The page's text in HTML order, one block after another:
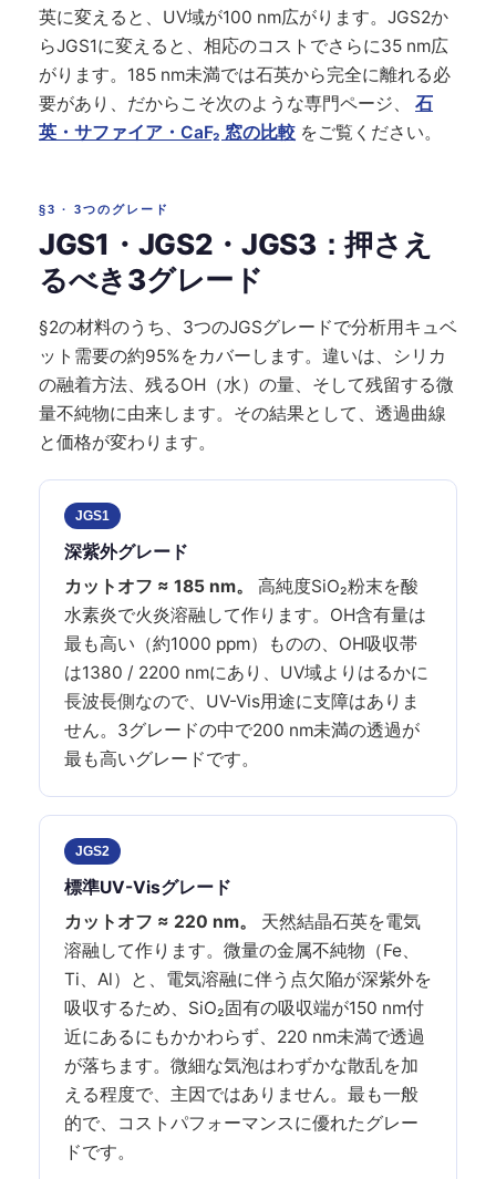
英に変えると、UV域が100 nm広がります。JGS2か
らJGS1に変えると、相応のコストでさらに35 nm広
がります。185 nm未満では石英から完全に離れる必
要があり、だからこそ次のような専門ページ、 石
英・サファイア・CaF₂ 窓の比較 をご覧ください。
§3 · 3つのグレード
JGS1・JGS2・JGS3：押さえ
るべき3グレード
§2の材料のうち、3つのJGSグレードで分析用キュベ
ット需要の約95%をカバーします。違いは、シリカ
の融着方法、残るOH（水）の量、そして残留する微
量不純物に由来します。その結果として、透過曲線
と価格が変わります。
JGS1
深紫外グレード
カットオフ ≈ 185 nm。
高純度SiO₂粉末を酸
水素炎で火炎溶融して作ります。OH含有量は
最も高い（約1000 ppm）ものの、OH吸収帯
は1380 / 2200 nmにあり、UV域よりはるかに
長波長側なので、UV-Vis用途に支障はありま
せん。3グレードの中で200 nm未満の透過が
最も高いグレードです。
JGS2
標準UV-Visグレード
カットオフ ≈ 220 nm。
天然結晶石英を電気
溶融して作ります。微量の金属不純物（Fe、
Ti、Al）と、電気溶融に伴う点欠陥が深紫外を
吸収するため、SiO₂固有の吸収端が150 nm付
近にあるにもかかわらず、220 nm未満で透過
が落ちます。微細な気泡はわずかな散乱を加
える程度で、主因ではありません。最も一般
的で、コストパフォーマンスに優れたグレー
ドです。